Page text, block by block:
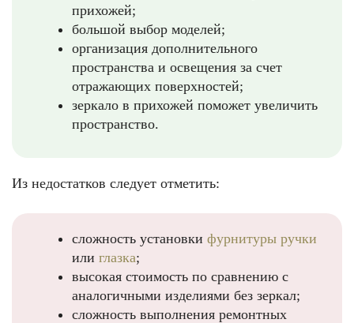
прихожей;
большой выбор моделей;
организация дополнительного
пространства и освещения за счет
отражающих поверхностей;
зеркало в прихожей поможет увеличить
пространство.
Из недостатков следует отметить:
сложность установки фурнитуры ручки
или глазка;
высокая стоимость по сравнению с
аналогичными изделиями без зеркал;
сложность выполнения ремонтных